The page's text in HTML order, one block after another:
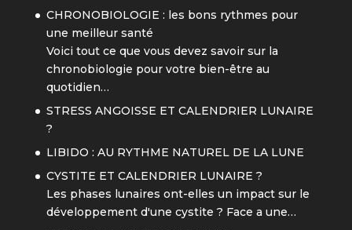
CHRONOBIOLOGIE : les bons rythmes pour
une meilleur santé
Voici tout ce que vous devez savoir sur la
chronobiologie pour votre bien-être au
quotidien…
STRESS ANGOISSE ET CALENDRIER LUNAIRE
?
LIBIDO : AU RYTHME NATUREL DE LA LUNE
CYSTITE ET CALENDRIER LUNAIRE ?
Les phases lunaires ont-elles un impact sur le
développement d'une cystite ? Face a une…